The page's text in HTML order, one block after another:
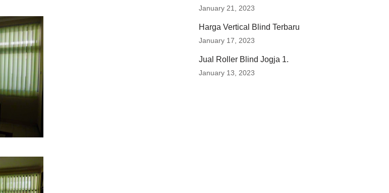
January 21, 2023
Harga Vertical Blind Terbaru
January 17, 2023
Jual Roller Blind Jogja 1.
January 13, 2023